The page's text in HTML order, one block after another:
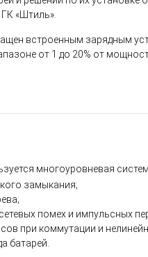
«Штиль».
встроенным зарядным
от 1 до 20% от
многоуровневая
замыкания;
помех и импульсных
при коммутации и
батарей.